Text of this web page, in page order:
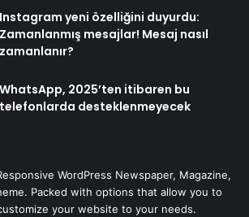
Instagram yeni özelliğini duyurdu:
Zamanlanmış mesajlar! Mesaj nasıl
zamanlanır?
WhatsApp, 2025’ten itibaren bu
telefonlarda desteklenmeyecek
WordPress Newspaper, Magazine,
Packed with options that allow you to
your website to your needs.